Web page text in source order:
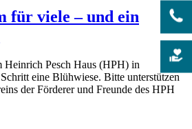
für viele – und ein
Heinrich Pesch Haus (HPH) in
eine Blühwiese. Bitte unterstützen
der Förderer und Freunde des HPH